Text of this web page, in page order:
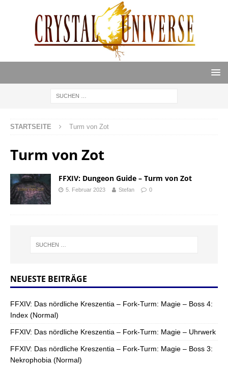
STARTSEITE Turm von Zot
Turm von Zot
FFXIV: Dungeon Guide – Turm von Zot
5. Februar 2023 Stefan 0
NEUESTE BEITRÄGE
FFXIV: Das nördliche Kreszentia – Fork-Turm: Magie – Boss 4:
Index (Normal)
FFXIV: Das nördliche Kreszentia – Fork-Turm: Magie – Uhrwerk
FFXIV: Das nördliche Kreszentia – Fork-Turm: Magie – Boss 3:
Nekrophobia (Normal)